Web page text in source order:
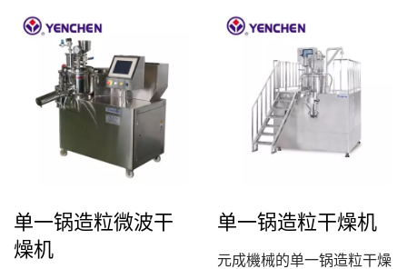
质。
材料的混合。其操作简单，
能够将原料均匀混合，同时
具有较低的高度要求，适用
于空间有限的生产场景。
分搅拌、捏合，形成旋涡并
紧密结合成块状物。透过高
速切刀的作用，将这些滚动
的块状物切割成均匀的颗
粒。不仅有效地实现了粉末
和黏合剂的混合，还能确保
单一锅造粒微波干
燥机
单一锅造粒干燥机
元成機械的单一锅造粒干燥